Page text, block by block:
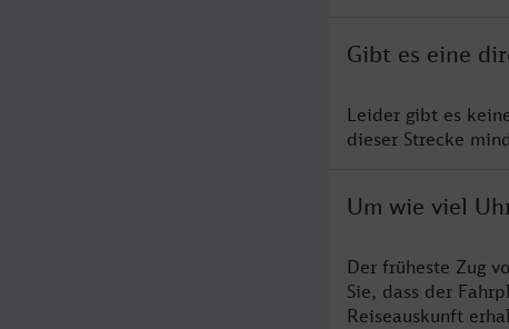
Gibt es eine
Leider gibt es
dieser Strecke
Um wie viel
Der früheste Zug
Sie, dass der
Reiseauskunft